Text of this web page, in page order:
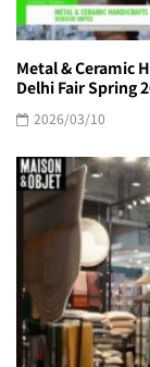
Metal & Ceramic
Delhi Fair Spring
2026/03/10